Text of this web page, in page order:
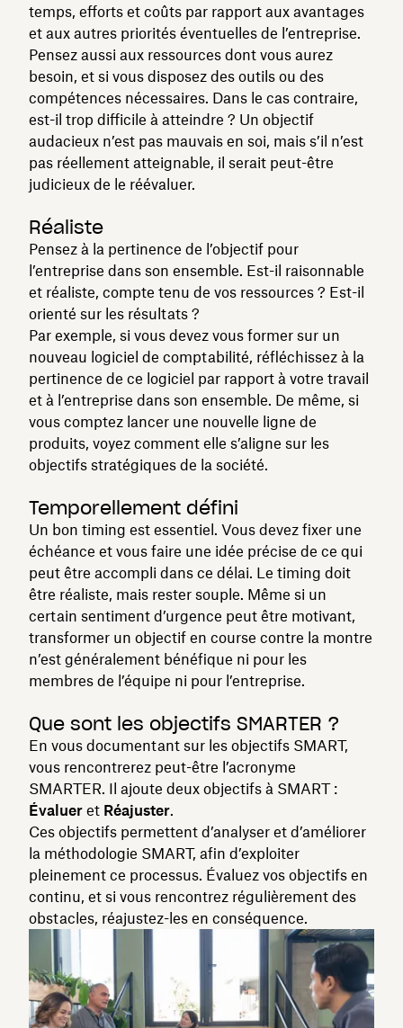
temps, efforts et coûts par rapport aux avantages
et aux autres priorités éventuelles de l’entreprise.
Pensez aussi aux ressources dont vous aurez
besoin, et si vous disposez des outils ou des
compétences nécessaires. Dans le cas contraire,
est-il trop difficile à atteindre ? Un objectif
audacieux n’est pas mauvais en soi, mais s’il n’est
pas réellement atteignable, il serait peut-être
judicieux de le réévaluer.
Réaliste
Pensez à la pertinence de l’objectif pour
l’entreprise dans son ensemble. Est-il raisonnable
et réaliste, compte tenu de vos ressources ? Est-il
orienté sur les résultats ?
Par exemple, si vous devez vous former sur un
nouveau logiciel de comptabilité, réfléchissez à la
pertinence de ce logiciel par rapport à votre travail
et à l’entreprise dans son ensemble. De même, si
vous comptez lancer une nouvelle ligne de
produits, voyez comment elle s’aligne sur les
objectifs stratégiques de la société.
Temporellement défini
Un bon timing est essentiel. Vous devez fixer une
échéance et vous faire une idée précise de ce qui
peut être accompli dans ce délai. Le timing doit
être réaliste, mais rester souple. Même si un
certain sentiment d’urgence peut être motivant,
transformer un objectif en course contre la montre
n’est généralement bénéfique ni pour les
membres de l’équipe ni pour l’entreprise.
Que sont les objectifs SMARTER ?
En vous documentant sur les objectifs SMART,
vous rencontrerez peut-être l’acronyme
SMARTER. Il ajoute deux objectifs à SMART :
Évaluer et Réajuster.
Ces objectifs permettent d’analyser et d’améliorer
la méthodologie SMART, afin d’exploiter
pleinement ce processus. Évaluez vos objectifs en
continu, et si vous rencontrez régulièrement des
obstacles, réajustez-les en conséquence.